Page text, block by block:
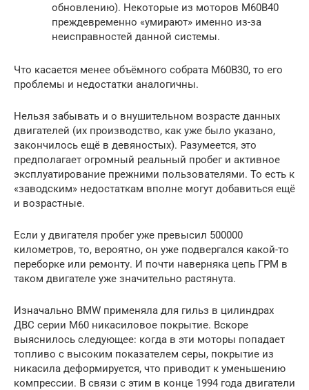
обновлению). Некоторые из моторов M60B40
преждевременно «умирают» именно из-за
неисправностей данной системы.
Что касается менее объёмного собрата M60B30, то его
проблемы и недостатки аналогичны.
Нельзя забывать и о внушительном возрасте данных
двигателей (их производство, как уже было указано,
закончилось ещё в девяностых). Разумеется, это
предполагает огромный реальный пробег и активное
эксплуатирование прежними пользователями. То есть к
«заводским» недостаткам вполне могут добавиться ещё
и возрастные.
Если у двигателя пробег уже превысил 500000
километров, то, вероятно, он уже подвергался какой-то
переборке или ремонту. И почти наверняка цепь ГРМ в
таком двигателе уже значительно растянута.
Изначально BMW применяла для гильз в цилиндрах
ДВС серии M60 никасиловое покрытие. Вскоре
выяснилось следующее: когда в эти моторы попадает
топливо с высоким показателем серы, покрытие из
никасила деформируется, что приводит к уменьшению
компрессии. В связи с этим в конце 1994 года двигатели